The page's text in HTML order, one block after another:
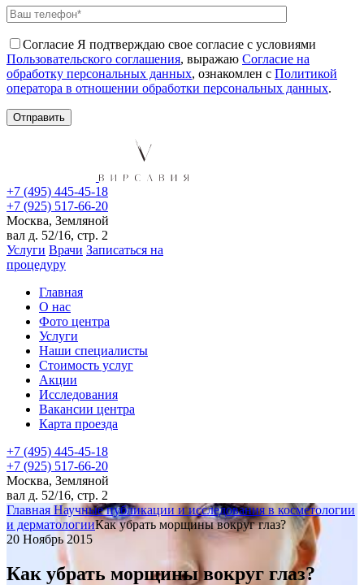
Согласие Я подтверждаю свое согласие с условиями
Пользовательского соглашения, выражаю Согласие на
обработку персональных данных, ознакомлен с Политикой
оператора в отношении обработки персональных данных.
+7 (495) 445-45-18
+7 (925) 517-66-20
Москва, Земляной
вал д. 52/16, стр. 2
Услуги Врачи Записаться на
процедуру
Главная
О нас
Фото центра
Услуги
Наши специалисты
Стоимость услуг
Акции
Исследования
Вакансии центра
Карта проезда
+7 (495) 445-45-18
+7 (925) 517-66-20
Москва, Земляной
вал д. 52/16, стр. 2
Главная Научные публикации и исследования в косметологии
и дерматологииКак убрать морщины вокруг глаз?
20 Ноябрь 2015
Как убрать морщины вокруг глаз?